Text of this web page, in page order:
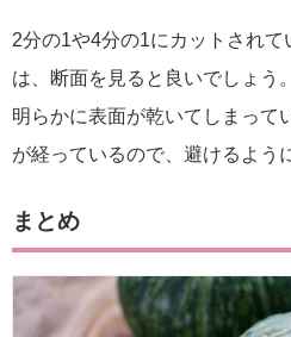
2分の1や4分の1にカットされ
は、断面を見ると良いでしょう。
明らかに表面が乾いてしまって
が経っているので、避けるよう
まとめ